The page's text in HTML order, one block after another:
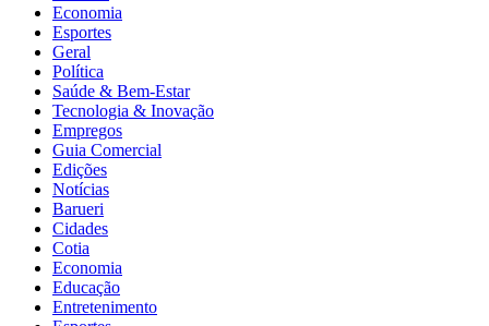
Economia
Esportes
Geral
Política
Saúde & Bem-Estar
Tecnologia & Inovação
Empregos
Guia Comercial
Edições
Notícias
Barueri
Cidades
Cotia
Economia
Educação
Entretenimento